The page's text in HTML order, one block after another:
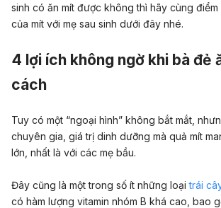
sinh có ăn mít được không thì hãy cùng
của mít với mẹ sau sinh dưới đây nhé.
4 lợi ích không ngờ khi bà đẻ
cách
Tuy có một “ngoại hình” không bắt mắt,
chuyên gia, giá trị dinh dưỡng mà quả mít
lớn, nhất là với các mẹ bầu.
Đây cũng là một trong số ít những loạitrái
có hàm lượng vitamin nhóm B khá cao, bao